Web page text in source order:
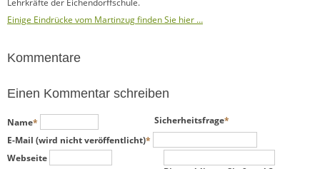
Einige Eindrücke vom Martinzug finden Sie hier …
Kommentare
Einen Kommentar schreiben
Pflichtfeld
Name*
Pflichtfeld
E-Mail (wird nicht veröffentlicht)*
Webseite
Pflichtfeld
Sicherheitsfrage*